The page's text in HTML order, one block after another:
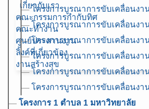
เกี่ยวกับเรา
คณะกรรมการกำกับทิศ
คณะทำงาน
ศูนย์ประสานงาน
ลิ้งค์ที่เกี่ยวข้อง
งานสร้างสุข
โครงการบูรณาการขับเคลื่อนงา
โครงการบูรณาการขับเคลื่อนงา
โครงการบูรณาการขับเคลื่อนงา
โครงการบูรณาการขับเคลื่อนงา
โครงการบูรณาการขับเคลื่อนงา
โครงการบูรณาการขับเคลื่อนงา
โครงการ 1 ตำบล 1 มหาวิทยาลัย